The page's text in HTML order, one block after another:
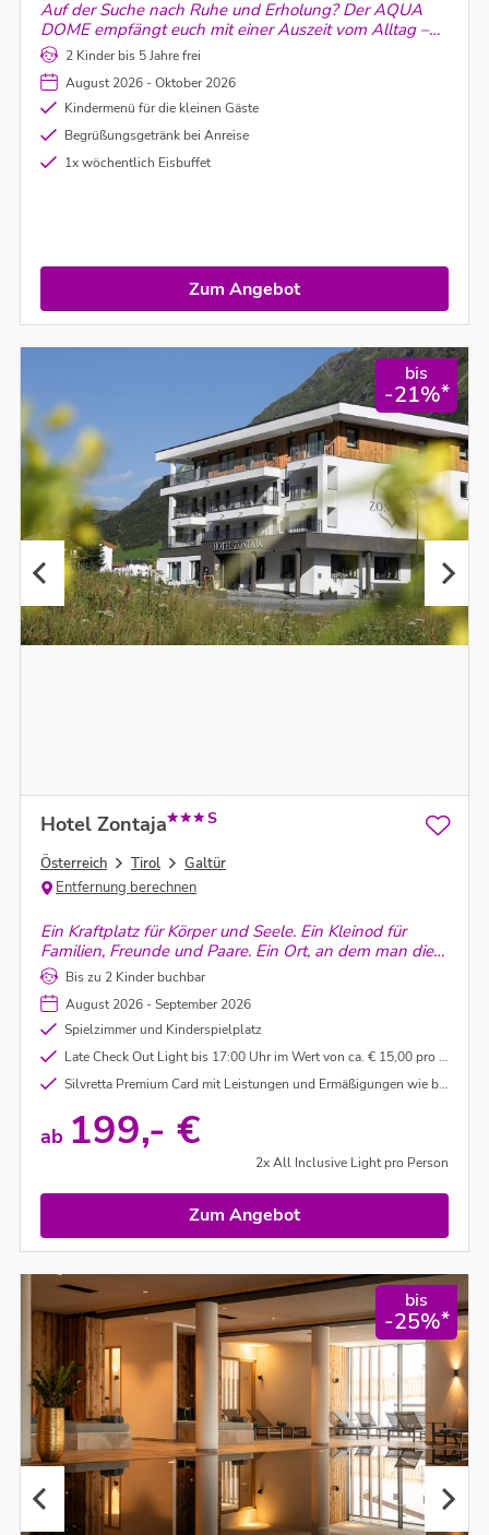
Auf der Suche nach Ruhe und Erholung? Der AQUA
DOME empfängt euch mit einer Auszeit vom Alltag –
und einem vielseitigen Angebot an wohltuenden
Thermenerlebnissen.
2 Kinder bis 5 Jahre frei
August 2026 - Oktober 2026
Kindermenü für die kleinen Gäste
Begrüßungsgetränk bei Anreise
1x wöchentlich Eisbuffet
Zum Angebot
bis
-21%*
Hotel Zontaja S
Österreich Tirol
Galtür
Entfernung berechnen
Ein Kraftplatz für Körper und Seele. Ein Kleinod für
Familien, Freunde und Paare. Ein Ort, an dem man die
Zeit vergisst.
Bis zu 2 Kinder buchbar
August 2026 - September 2026
Spielzimmer und Kinderspielplatz
Late Check Out Light bis 17:00 Uhr im Wert von ca. € 15,00 pro Person (nach Verfügbarkeit)
Silvretta Premium Card mit Leistungen und Ermäßigungen wie bspw Berg- und Talfahrten im Paznaun, Samnaun, Montafon und Brandnertal (unter Vorbehalt)
ab 199,- €
2x All Inclusive Light pro Person
Zum Angebot
bis
-25%*